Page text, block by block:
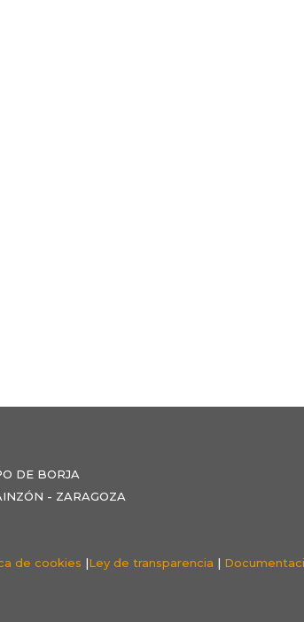
DE BORJA
- ZARAGOZA
de cookies |Ley de transparencia |